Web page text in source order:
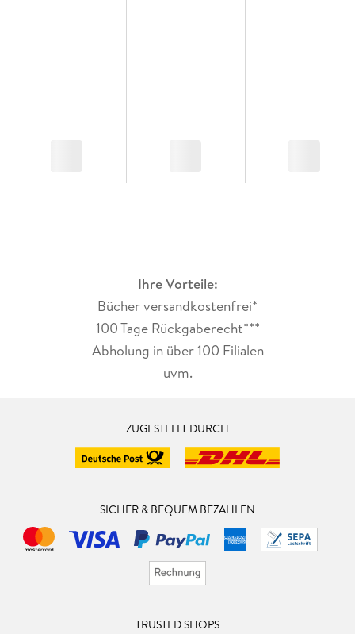
Ihre Vorteile:
Bücher versandkostenfrei*
100 Tage Rückgaberecht***
Abholung in über 100 Filialen
uvm.
ZUGESTELLT DURCH
SICHER & BEQUEM BEZAHLEN
TRUSTED SHOPS